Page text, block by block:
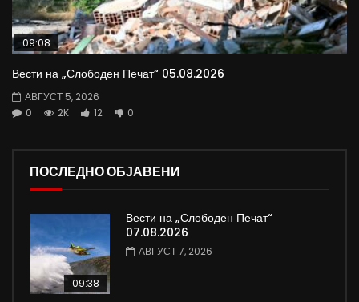
09:08
Вести на „Слободен Печат“ 05.08.2026
АВГУСТ 5, 2026
0
2K 12 0
ПОСЛЕДНО ОБЈАВЕНИ
09:38
Вести на „Слободен Печат“
07.08.2026
АВГУСТ 7, 2026